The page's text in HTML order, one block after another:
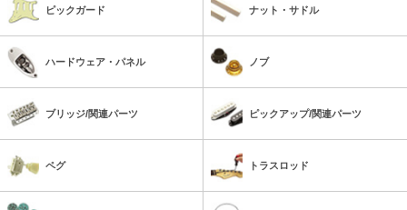
ピックガード ナット・サドル
ハードウェア・パネル ノブ
ブリッジ/関連パーツ ピックアップ/関連パーツ
ペグ トラスロッド